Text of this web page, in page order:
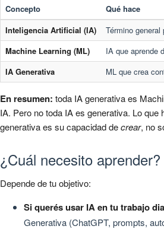
Concepto
Qué hace
Inteligencia Artificial (IA)
Término
Machine Learning (ML)
IA que aprende
IA Generativa
ML que crea
En resumen: toda IA generativa es
IA. Pero no toda IA es generativa. Lo que
generativa es su capacidad decrear, no
¿Cuál necesito aprender?
Depende de tu objetivo:
Si querés usar IA en tu trabajo
Generativa (ChatGPT, prompts,